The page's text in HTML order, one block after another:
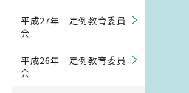
平成27年 定例教育委員
会
平成26年 定例教育委員
会